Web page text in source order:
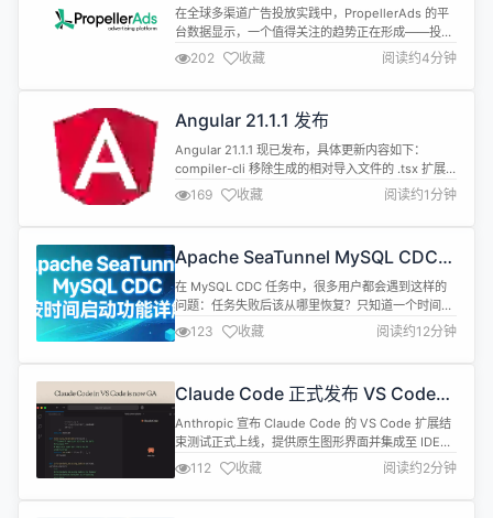
放效率与可预测性
在全球多渠道广告投放实践中，PropellerAds 的平
台数据显示，一个值得关注的趋势正在形成——投放
效果的差异，不仅取决于是否使用自动化，更取决于
广告主是否真正理解自动化的适用边界与决策逻辑。
成熟的广告主不会将自动化等同于“交给系统”，而是
替代思考。 PropellerAds 成立于 2011 年，是一家
全球...
202 收藏 阅读约4分钟
Angular 21.1.1 发布
Angular 21.1.1 现已发布，具体更新内容如下：
compiler-cli 移除生成的相对导入文件的 .tsx 扩展
名 core 处理类绑定中的 Set forms 能够在信号表单
中手动注册表单字段绑定 修复触摸时控件值同步问题
更新说明：
169 收藏 阅读约1分钟
Apache SeaTunnel MySQL CDC
支持按时间启动吗？
在 MySQL CDC 任务中，很多用户都会遇到这样的
问题：任务失败后该从哪里恢复？只知道一个时间
点，却拿不到对应的 binlog 位点怎么办？Apache
SeaTunnel 2.3.12 通过引入按时间启动
（Timestamp Startup）功能，给出了更直观的答
制展开解析，帮助读者理解如何基于时间语义更...
123 收藏 阅读约12分钟
Claude Code 正式发布 VS Code
扩展
Anthropic 宣布 Claude Code 的 VS Code 扩展结
束测试正式上线，提供原生图形界面并集成至 IDE。
用户可审查或自动接受 Claude 的编辑建议，支持
@-mentions 引用文件行范围，访问对话历史，并在
多标签页中管理对话。 扩展支持三种权限模式：
112 收藏 阅读约2分钟